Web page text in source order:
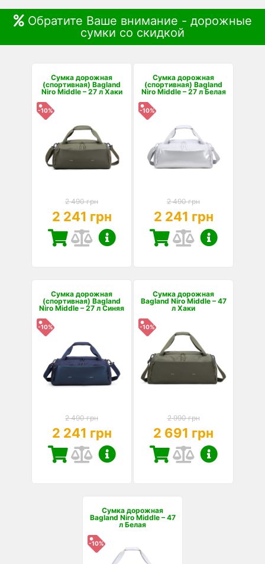
Обратите Ваше внимание - дорожные
сумки со скидкой
Сумка дорожная
(спортивная) Bagland
Niro Middle – 27 л Хаки
-10%
2 490 грн
2 241 грн
Сумка дорожная
(спортивная) Bagland
Niro Middle – 27 л Белая
-10%
2 490 грн
2 241 грн
Сумка дорожная
(спортивная) Bagland
Niro Middle – 27 л Синяя
-10%
2 490 грн
2 241 грн
Сумка дорожная
Bagland Niro Middle – 47
л Хаки
-10%
2 990 грн
2 691 грн
Сумка дорожная
Bagland Niro Middle – 47
л Белая
-10%